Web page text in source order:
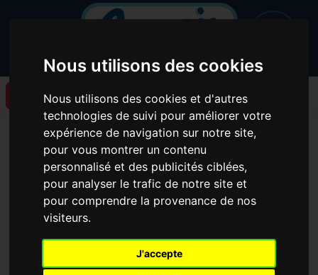
Nous utilisons des cookies
Nous utilisons des cookies et d'autres
technologies de suivi pour améliorer votre
expérience de navigation sur notre site,
pour vous montrer un contenu
personnalisé et des publicités ciblées,
pour analyser le trafic de notre site et
pour comprendre la provenance de nos
visiteurs.
J'accepte
Retour à la liste des articles
Un nouveau podcast de
l'émission atelier radio à
la mission locale est en
ligne !